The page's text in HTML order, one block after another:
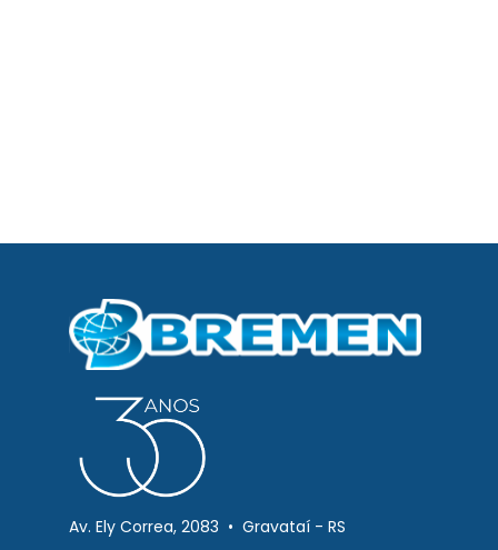
Av. Ely Correa, 2083 • Gravataí - RS